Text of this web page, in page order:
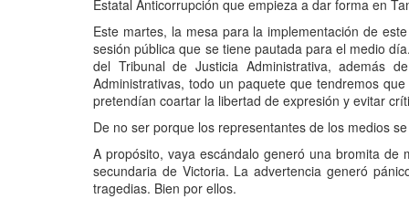
Estatal Anticorrupción que empieza a dar forma en
Este martes, la mesa para la implementación de
sesión pública que se tiene pautada para el medio
del Tribunal de Justicia Administrativa, además
Administrativas, todo un paquete que tendremos
pretendían coartar la libertad de expresión y evitar
De no ser porque los representantes de los medios
A propósito, vaya escándalo generó una bromita
secundaria de Victoria. La advertencia generó
tragedias. Bien por ellos.